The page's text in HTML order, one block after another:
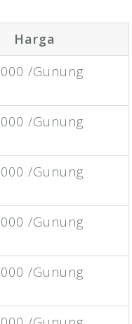
Harga
/Gunung
/Gunung
/Gunung
/Gunung
/Gunung